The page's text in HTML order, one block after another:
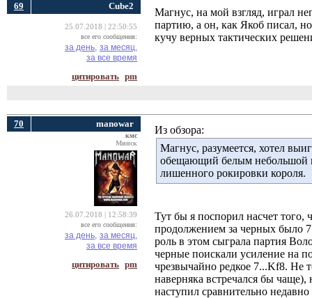
69 Cube2
25.07.2018 | 22:50:55
все его сообщения:
за день, за месяц,
за все время
цитировать pm
Магнус, на мой взгляд, играл
партию, а он, как Якоб писал,
кучу верных тактических
70 manowar
кмс
Минск
26.07.2018 | 12:58:39
все его сообщения:
за день, за месяц,
за все время
цитировать pm
Из обзора:
Магнус, разумеется, хотел
обещающий белым небольшой
лишенного рокировки короля.
Тут бы я поспорил насчет того,
продолжением за черных было
роль в этом сыграла партия
черные поискали усиление на
чрезвычайно редкое 7...Kf8. Не
наверняка встречался бы
наступил сравнительно